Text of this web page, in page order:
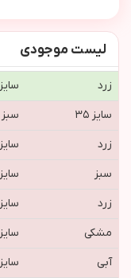
لیست موجودی
زرد سایز ۳۳
سایز ۳۵
سبز
زرد
سایز ۳۵
سبز
سایز ۳۴
زرد
سایز ۳۴
مشکی
سایز ۳۵
آبی
سایز ۳۵